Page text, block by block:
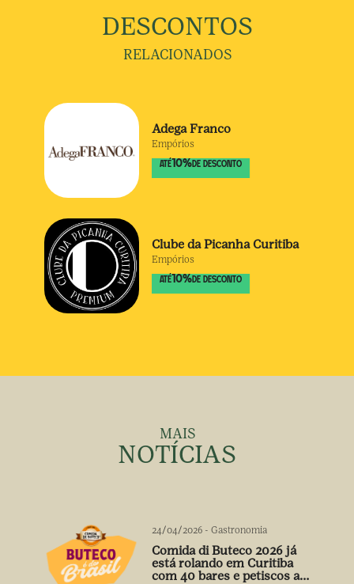
DESCONTOS
RELACIONADOS
Adega Franco
Empórios
ATÉ 10% DE DESCONTO
Clube da Picanha Curitiba
Empórios
ATÉ 10% DE DESCONTO
MAIS
NOTÍCIAS
24/04/2026 - Gastronomia
Comida di Buteco 2026 já
está rolando em Curitiba
com 40 bares e petiscos a